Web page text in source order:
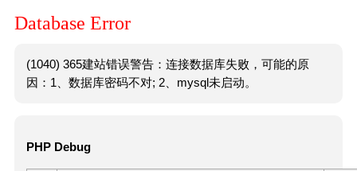
Database Error
(1040) 365建站错误警告：连接数据库失败，可能的原
因：1、数据库密码不对; 2、mysql未启动。
PHP Debug